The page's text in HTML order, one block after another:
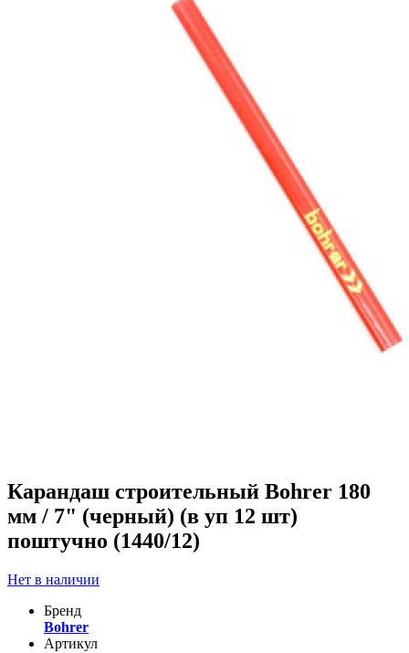
Карандаш строительный Bohrer 180
мм / 7" (черный) (в уп 12 шт)
поштучно (1440/12)
Нет в наличии
Бренд
Bohrer
Артикул